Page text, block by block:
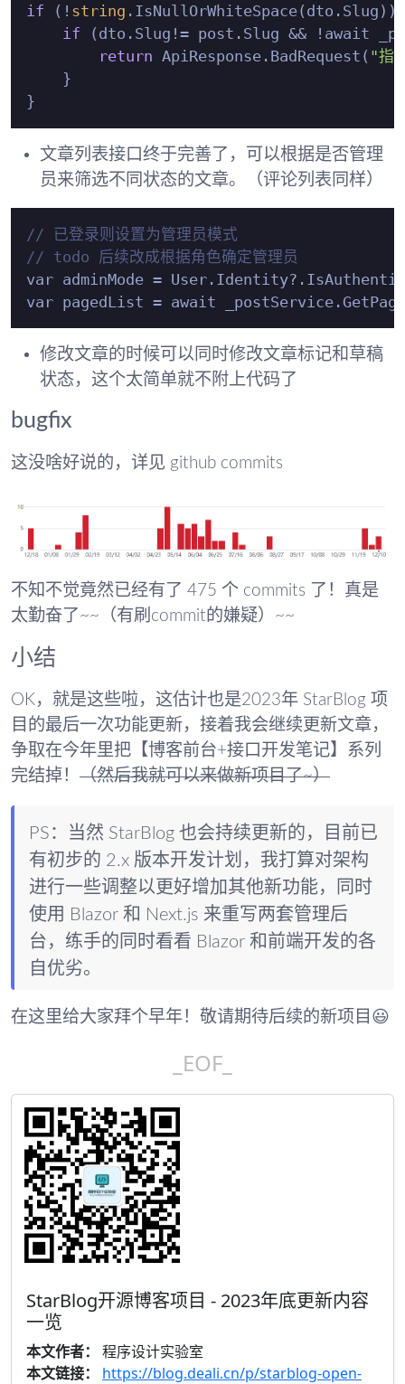
if (! string
if (dto.Slug!= post.Slug && !await
return ApiResponse.BadRequest( "指
    }
文章列表接口终于完善了，可以根据是否管理
员来筛选不同状态的文章。（评论列表同样）
// 已登录则设置为管理员模式
// todo 后续改成根据角色确定管理员
var adminMode =
修改文章的时候可以同时修改文章标记和草稿
状态，这个太简单就不附上代码了
bugfix
这没啥好说的，详见 github commits
不知不觉竟然已经有了 475 个 commits 了！真是
太勤奋了~~（有刷commit的嫌疑）~~
小结
OK，就是这些啦，这估计也是2023年 StarBlog 项
目的最后一次功能更新，接着我会继续更新文章，
争取在今年里把【博客前台+接口开发笔记】系列
完结掉！ （然后我就可以来做新项目了~）
PS：当然 StarBlog 也会持续更新的，目前已
有初步的 2.x 版本开发计划，我打算对架构
进行一些调整以更好增加其他新功能，同时
使用 Blazor 和 Next.js 来重写两套管理后
台，练手的同时看看 Blazor 和前端开发的各
自优劣。
在这里给大家拜个早年！敬请期待后续的新项目😃
_EOF_
StarBlog开源博客项目 - 2023年底更新内容
一览
本文作者：
程序设计实验室
本文链接：
https://blog.deali.cn/p/starblog-open-